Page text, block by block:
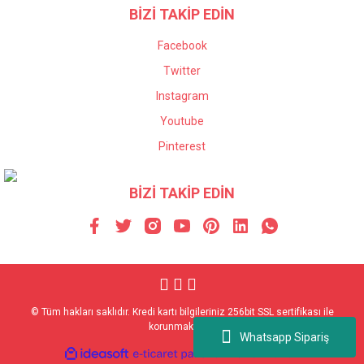
Whatsapp Sipariş
BİZİ TAKİP EDİN
Facebook
Twitter
Instagram
Youtube
Pinterest
BİZİ TAKİP EDİN
© Tüm hakları saklıdır. Kredi kartı bilgileriniz 256bit SSL sertifikası ile
korunmaktadır.
ideasoft